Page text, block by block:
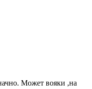
Может вояки ,на